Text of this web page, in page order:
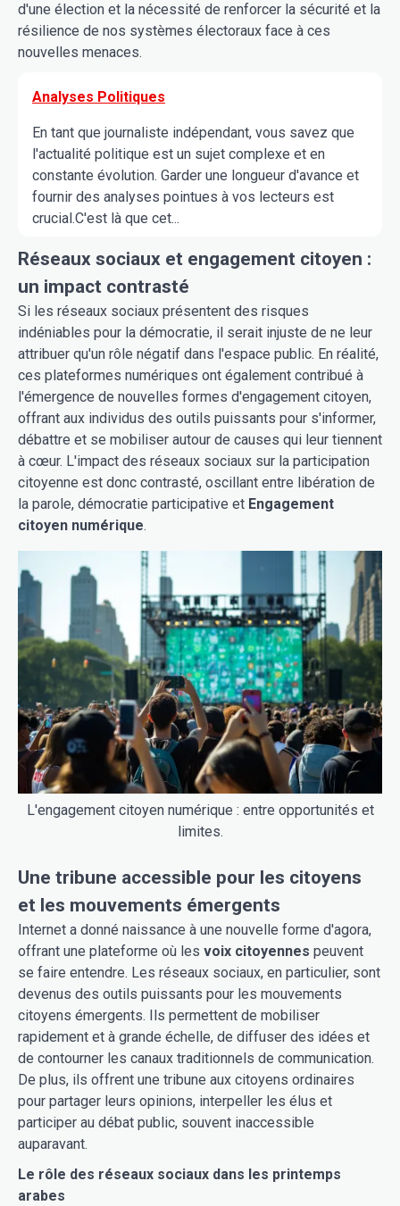
d'une élection et la nécessité de renforcer la sécurité et la
résilience de nos systèmes électoraux face à ces
nouvelles menaces.
Analyses Politiques
En tant que journaliste indépendant, vous savez que
l'actualité politique est un sujet complexe et en
constante évolution. Garder une longueur d'avance et
fournir des analyses pointues à vos lecteurs est
crucial.C'est là que cet...
Réseaux sociaux et engagement citoyen :
un impact contrasté
Si les réseaux sociaux présentent des risques
indéniables pour la démocratie, il serait injuste de ne leur
attribuer qu'un rôle négatif dans l'espace public. En réalité,
ces plateformes numériques ont également contribué à
l'émergence de nouvelles formes d'engagement citoyen,
offrant aux individus des outils puissants pour s'informer,
débattre et se mobiliser autour de causes qui leur tiennent
à cœur. L'impact des réseaux sociaux sur la participation
citoyenne est donc contrasté, oscillant entre libération de
la parole, démocratie participative et Engagement
citoyen numérique.
L'engagement citoyen numérique : entre opportunités et
limites.
Une tribune accessible pour les citoyens
et les mouvements émergents
Internet a donné naissance à une nouvelle forme d'agora,
offrant une plateforme où les voix citoyennes peuvent
se faire entendre. Les réseaux sociaux, en particulier, sont
devenus des outils puissants pour les mouvements
citoyens émergents. Ils permettent de mobiliser
rapidement et à grande échelle, de diffuser des idées et
de contourner les canaux traditionnels de communication.
De plus, ils offrent une tribune aux citoyens ordinaires
pour partager leurs opinions, interpeller les élus et
participer au débat public, souvent inaccessible
auparavant.
Le rôle des réseaux sociaux dans les printemps
arabes